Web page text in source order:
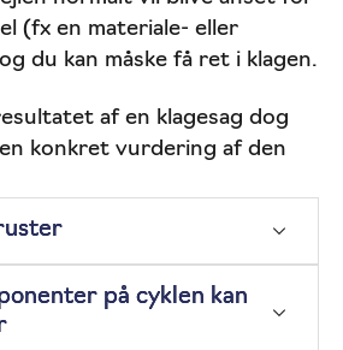
(fx en materiale- eller
du kan måske få ret i klagen.
af en klagesag dog
konkret vurdering af den
på cyklen kan